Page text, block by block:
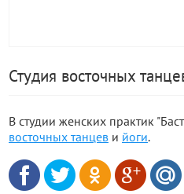
Студия восточных
В студии женских практик
восточных танцев и йоги.